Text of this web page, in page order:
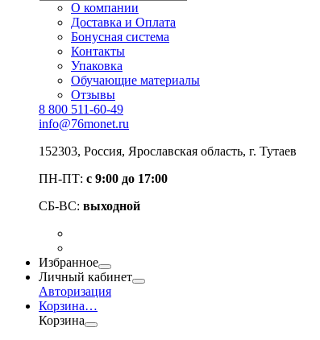
О компании
Доставка и Оплата
Бонусная система
Контакты
Упаковка
Обучающие материалы
Отзывы
8 800 511-60-49
info@76monet.ru
152303, Россия, Ярославская область, г. Тутаев
ПН-ПТ: с 9:00 до 17:00
СБ-ВС: выходной
Избранное
Личный кабинет
Авторизация
Корзина…
Корзина